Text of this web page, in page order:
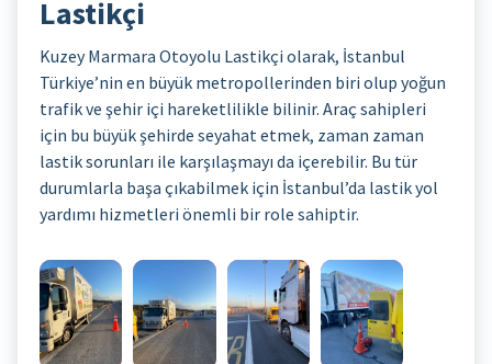
Lastikçi
Kuzey Marmara Otoyolu Lastikçi olarak, İstanbul
Türkiye’nin en büyük metropollerinden biri olup yoğun
trafik ve şehir içi hareketlilikle bilinir. Araç sahipleri
için bu büyük şehirde seyahat etmek, zaman zaman
lastik sorunları ile karşılaşmayı da içerebilir. Bu tür
durumlarla başa çıkabilmek için İstanbul’da lastik yol
yardımı hizmetleri önemli bir role sahiptir.